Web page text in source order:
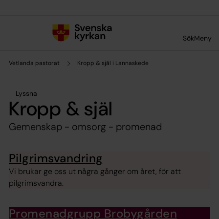
SökMeny
Vetlanda pastorat Kropp & själ i Lannaskede
Lyssna
Kropp & själ
Gemenskap - omsorg - promenad
Pilgrimsvandring
Vi brukar ge oss ut några gånger om året, för att
pilgrimsvandra.
Promenadgrupp Brobygården